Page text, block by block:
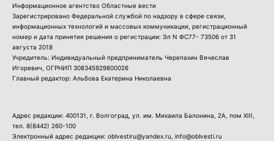
Информационное агентство Областные вести
Зарегистрировано Федеральной службой по надзору в сфере связи,
информационных технологий и массовых коммуникации, регистрационный
номер и дата принятия решения о регистрации: Эл N ФС77- 73506 от 31
августа 2018
Учредитель: Индивидуальный предприниматель Черепахин Вячеслав
Игоревич, ОГРНИП 308345929800026
Главный редактор: Альбова Екатерина Николаевна
Адрес редакции: 400131, г. Волгоград, ул. им. Михаила Балонина, 2А, пом XIII,
тел. 8(8442) 260-100
Электронный адрес редакции: oblvestiru@yandex.ru, info@oblvesti.ru